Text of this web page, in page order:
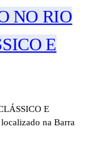
NO RIO
E
E
na Barra